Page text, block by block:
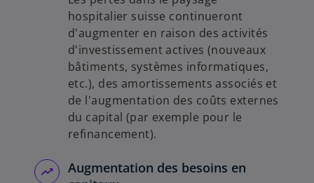
hospitalier suisse continueront
d'augmenter en raison des activités
d'investissement actives (nouveaux
bâtiments, systèmes informatiques,
etc.), des amortissements associés et
de l'augmentation des coûts externes
du capital (par exemple pour le
refinancement).
Augmentation des besoins en